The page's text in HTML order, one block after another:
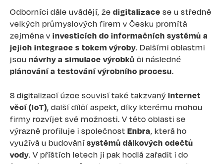
Odborníci dále uvádějí, že digitalizace se u středně
velkých průmyslových firem v Česku promítá
zejména v investicích do informačních systémů a
jejich integrace s tokem výroby. Dalšími oblastmi
jsou návrhy a simulace výrobků či následné
plánování a testování výrobního procesu.
S digitalizací úzce souvisí také takzvaný Internet
věcí (IoT), další dílčí aspekt, díky kterému mohou
firmy rozvíjet své možnosti. V této oblasti se
výrazně profiluje i společnost Enbra, která ho
využívá u budování systémů dálkových odečtů
vody. V příštích letech ji pak hodlá zařadit i do